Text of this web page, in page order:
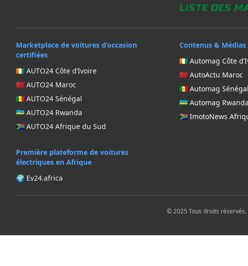
Liste des
Marketplace de voitures d’occasion
certifiées
🇨🇮 AUTO24 Côte d’Ivoire
🇲🇦 AUTO24 Maroc
🇸🇳 AUTO24 Sénégal
🇷🇼 AUTO24 Rwanda
🇿🇦 AUTO24 Afrique du Sud
Contenus &
🇨🇮 Automag Côte
🇲🇦 AutoActu Maroc
🇸🇳 Automag Sénégal
🇷🇼 Automag Rwanda
🇿🇦 ImotoNews
Première plateforme de voitures
électriques en Afrique
🌍 Ev24.africa
© 2025 Tous droits